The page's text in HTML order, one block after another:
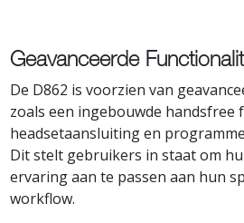
Geavanceerde
De D862 is voorzien van
zoals een ingebouwde handsfree
headsetaansluiting en
Dit stelt gebruikers in staat om
ervaring aan te passen aan hun
workflow.